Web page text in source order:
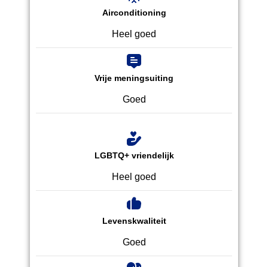
Airconditioning
Heel goed
Vrije meningsuiting
Goed
LGBTQ+ vriendelijk
Heel goed
Levenskwaliteit
Goed